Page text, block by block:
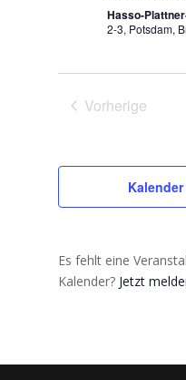
Hasso-
2-3, Potsdam,
Vorherige
Es fehlt eine
Kalender? Jetzt